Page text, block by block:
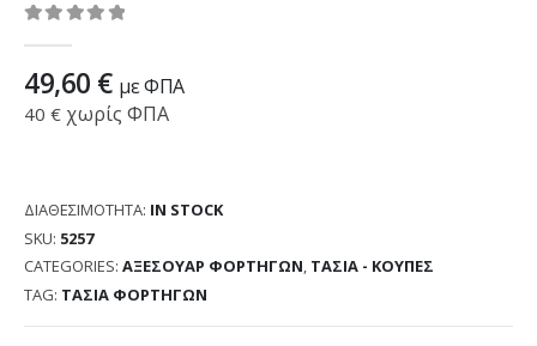
49,60 € με ΦΠΑ
40 € χωρίς ΦΠΑ
ΔΙΑΘΕΣΙΜΌΤΗΤΑ: IN STOCK
SKU: 5257
CATEGORIES: ΑΞΕΣΟΥΑΡ ΦΟΡΤΗΓΩΝ, ΤΑΣΙΑ - ΚΟΥΠΕΣ
TAG: ΤΑΣΙΑ ΦΟΡΤΗΓΩΝ